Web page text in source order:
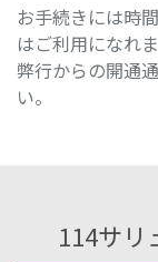
お手続きには時
はご利用になれま
弊行からの開通
い。
114サ